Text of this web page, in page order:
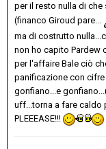
per il resto nulla di
(financo Giroud pare...
ma di costrutto
non ho capito Pardew
per l'affaire Bale ciò
panificazione con
gonfiano...e
uff...torna a fare caldo
PLEEEASE!!!